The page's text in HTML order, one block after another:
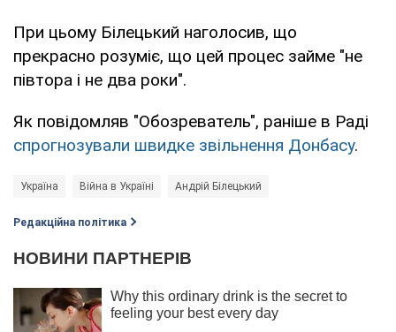
При цьому Білецький наголосив, що
прекрасно розуміє, що цей процес займе "не
півтора і не два роки".
Як повідомляв "Обозреватель", раніше в Раді
спрогнозували швидке звільнення Донбасу.
Україна Війна в Україні Андрій Білецький
Редакційна політика